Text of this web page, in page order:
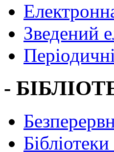
Зведений
-
Бібліотеки